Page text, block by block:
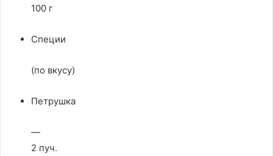
100 г
Специи
(по вкусу)
Петрушка
—
2 пуч.